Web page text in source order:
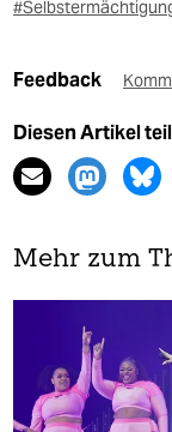
Feedback
Diesen Artikel
Mehr zum